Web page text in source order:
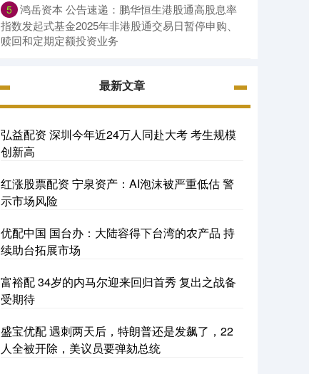
5 鸿岳资本 公告速递：鹏华恒生港股通高股息率
指数发起式基金2025年非港股通交易日暂停申购、
赎回和定期定额投资业务
最新文章
弘益配资 深圳今年近24万人同赴大考 考生规模
创新高
红涨股票配资 宁泉资产：AI泡沫被严重低估 警
示市场风险
优配中国 国台办：大陆容得下台湾的农产品 持
续助台拓展市场
富裕配 34岁的内马尔迎来回归首秀 复出之战备
受期待
盛宝优配 遇刺两天后，特朗普还是发飙了，22
人全被开除，美议员要弹劾总统